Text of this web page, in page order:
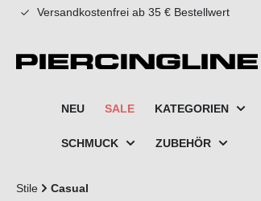
springen Zur Hauptnavigation springen
Versandkostenfrei ab 35 € Bestellwert
NEU SALE KATEGORIEN
SCHMUCK ZUBEHÖR
Stile Casual